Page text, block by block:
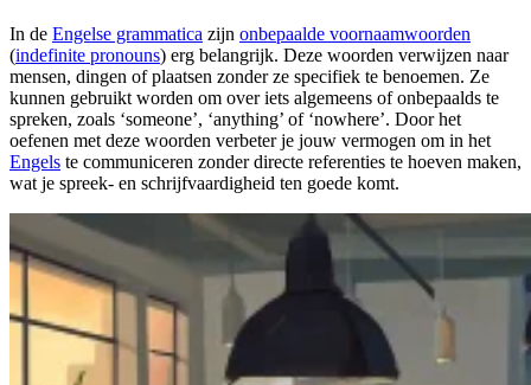
In de Engelse grammatica zijn onbepaalde voornaamwoorden
(indefinite pronouns) erg belangrijk. Deze woorden verwijzen naar
mensen, dingen of plaatsen zonder ze specifiek te benoemen. Ze
kunnen gebruikt worden om over iets algemeens of onbepaalds te
spreken, zoals ‘someone’, ‘anything’ of ‘nowhere’. Door het
oefenen met deze woorden verbeter je jouw vermogen om in het
Engels te communiceren zonder directe referenties te hoeven maken,
wat je spreek- en schrijfvaardigheid ten goede komt.